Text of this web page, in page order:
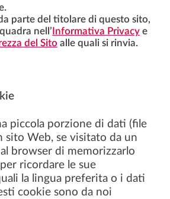
parte del titolare di questo sito,
nell’ Informativa Privacy e
del Sito alle quali si rinvia.
piccola porzione di dati (file
sito Web, se visitato da un
browser di memorizzarlo
ricordare le sue
la lingua preferita o i dati
cookie sono da noi